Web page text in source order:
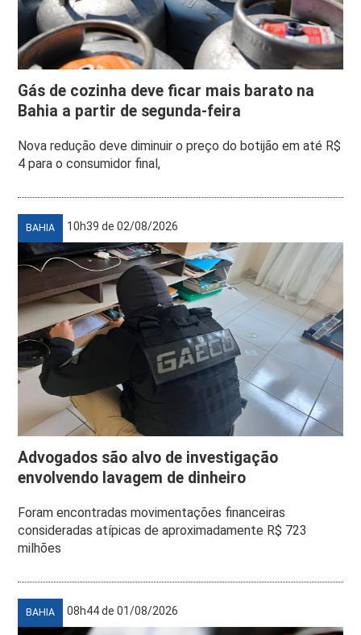
Gás de cozinha deve ficar mais barato na
Bahia a partir de segunda-feira
Nova redução deve diminuir o preço do botijão em até R$
4 para o consumidor final,
BAHIA 10h39 de 02/08/2026
Advogados são alvo de investigação
envolvendo lavagem de dinheiro
Foram encontradas movimentações financeiras
consideradas atípicas de aproximadamente R$ 723
milhões
BAHIA 08h44 de 01/08/2026